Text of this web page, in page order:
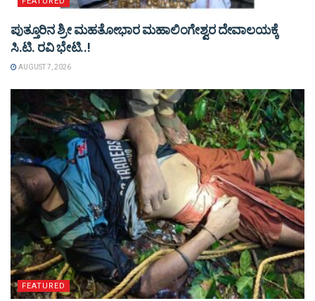
ಪುತ್ತೂರಿನ ಶ್ರೀ ಮಹತೋಭಾರ ಮಹಾಲಿಂಗೇಶ್ವರ ದೇವಾಲಯಕ್ಕೆ
ಸಿ.ಟಿ. ರವಿ ಭೇಟಿ..!
AUGUST 7, 2026
FEATURED